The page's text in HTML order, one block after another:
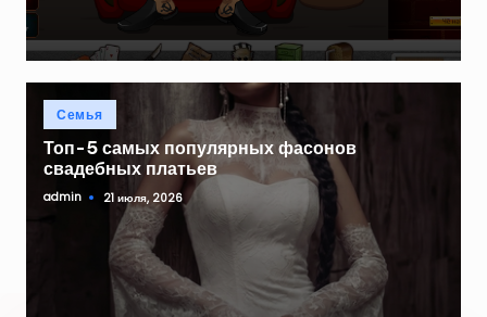
Опубликовано
Семья
Топ-5 самых популярных фасонов
свадебных платьев
Запись
admin 21 июля, 2026